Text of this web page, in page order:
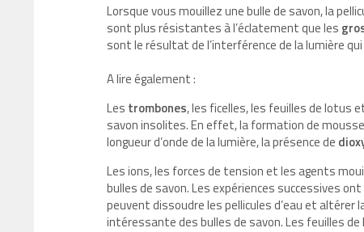
Lorsque vous mouillez une bulle de savon, la
sont plus résistantes à l’éclatement que les
sont le résultat de l’interférence de la lumière
A lire également :
Les trombones, les ficelles, les feuilles de lotus
savon insolites. En effet, la formation de
longueur d’onde de la lumière, la présence de
Les ions, les forces de tension et les agents
bulles de savon. Les expériences successives
peuvent dissoudre les pellicules d’eau et
intéressante des bulles de savon. Les feuilles